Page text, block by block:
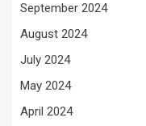
September 2024
August 2024
July 2024
May 2024
April 2024